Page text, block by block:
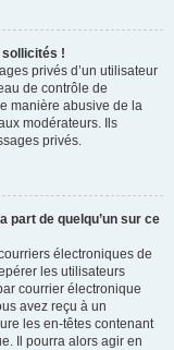
!
privés d’un utilisateur
de contrôle de
manière abusive de la
modérateurs. Ils
privés.
part de quelqu’un sur ce
électroniques de
les utilisateurs
courrier électronique
avez reçu à un
les en-têtes contenant
Il pourra alors agir en